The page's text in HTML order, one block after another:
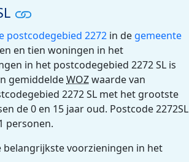
postcodegebied 2272 in de gemeente
en tien woningen in het
in het postcodegebied 2272 SL is
gemiddeldeWOZwaarde van
2272 SL met het grootste
de 0 en 15 jaar oud. Postcode 2272SL
personen.
voorzieningen in het